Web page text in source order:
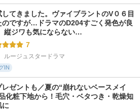
してきました。ヴァイブラントのV０６目
のですが…ドラマのD204すごく発色が良
縦ジワも気にならない…
7
ルージュスタードラマ
IN
レゼントも／夏の“崩れないベースメイ
化粧下地から！毛穴・ベタつき・乾燥知
に